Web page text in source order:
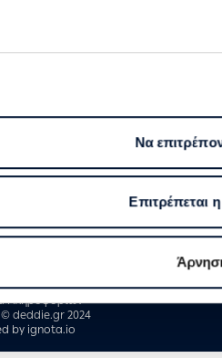
Να
Επιτρέπεται
5, 117 43 Αθήνα
δεδομένα
Πληροφοριών
deddie.gr 2024
by ignota.io